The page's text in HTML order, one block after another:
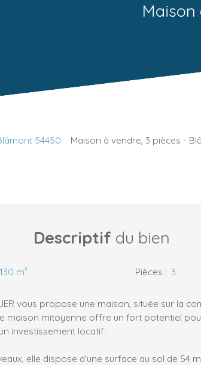
Maison
54450 Maison à vendre, 3 pièces -
Descriptif du bien
130 m² Pièces : 3
vous propose une maison, située sur la
maison mitoyenne offre un fort potentiel
investissement locatif.
elle dispose d'une surface au sol de 54